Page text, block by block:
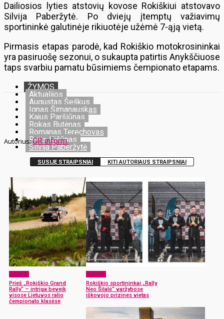
Dailiosios lyties atstovių kovose Rokiškiui atstovavo
Silvija Paberžytė. Po dviejų įtemptų važiavimų
sportininkė galutinėje rikiuotėje užėmė 7-ąją vietą.
Pirmasis etapas parodė, kad Rokiškio motokrosininkai
yra pasiruošę sezonui, o sukaupta patirtis Anykščiuose
taps svarbiu pamatu būsimiems čempionato etapams.
ŽYMOS
Aktualijos
Augustas Šeškus
Ignas Šimanauskas
Kajus Paršiūnas
Rokas Butėnas
Romanas Terechovas
Rytis Kišūnas
Silvija Paberžytė
GR inform.
SUSIJĘ STRAIPSNIAI KITI AUTORIAUS STRAIPSNIAI
Prieš „Rokiškio Grand
Rally“ – intriga beveik
visose Lietuvos ralio
čempionato klasėse
Rokiškio sportininkai „Rally
Neo Šilalė“ varžybose
iškovojo prizines vietas